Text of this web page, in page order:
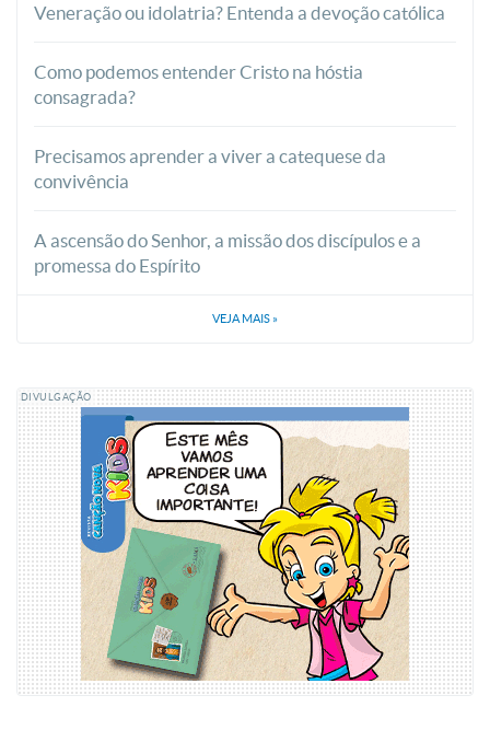
Veneração ou idolatria? Entenda a devoção católica
Como podemos entender Cristo na hóstia
consagrada?
Precisamos aprender a viver a catequese da
convivência
A ascensão do Senhor, a missão dos discípulos e a
promessa do Espírito
VEJA MAIS »
DIVULGAÇÃO